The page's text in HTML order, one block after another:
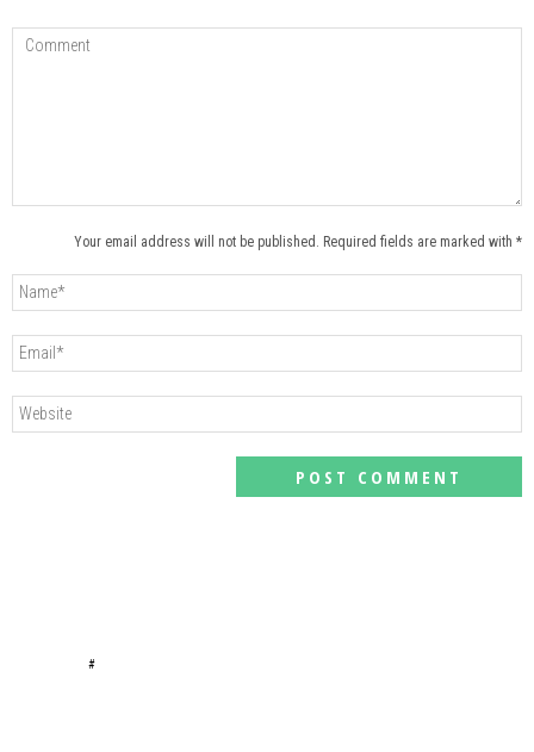
Your email address will not be published. Required fields are marked with *
#